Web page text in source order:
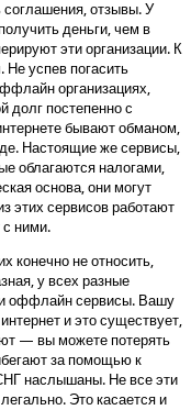
соглашения, отзывы. У
деньги, чем в
эти организации. К
успев погасить
организациях,
долг постепенно с
бывают обманом,
Настоящие же сервисы,
облагаются налогами,
основа, они могут
этих сервисов работают
с ними.
конечно не относить,
у всех разные
и оффлайн сервисы. Вашу
и это существует,
— вы можете потерять
за помощью к
наслышаны. Не все эти
Это касается и